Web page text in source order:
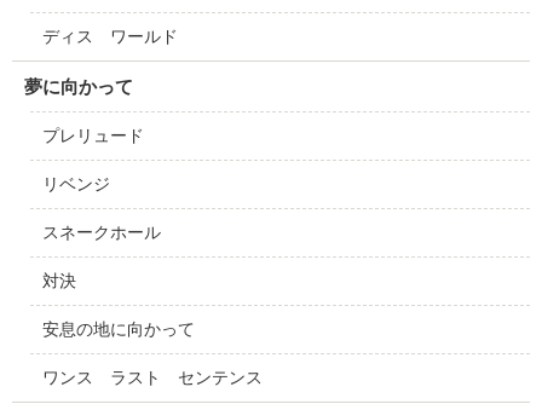
ディス ワールド
夢に向かって
プレリュード
リベンジ
スネークホール
対決
安息の地に向かって
ワンス ラスト センテンス